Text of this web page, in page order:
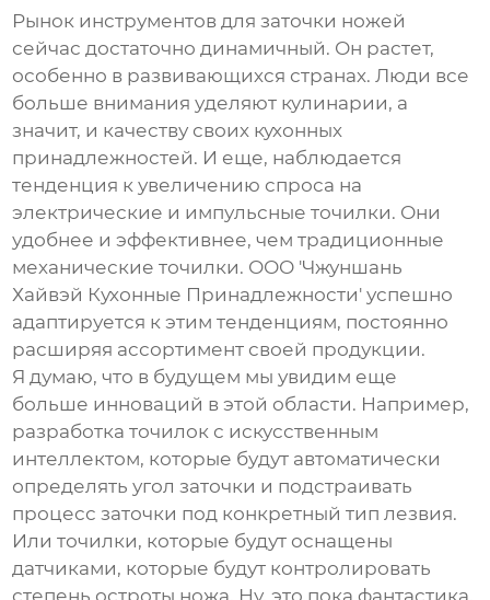
Рынок инструментов для заточки ножей
сейчас достаточно динамичный. Он растет,
особенно в развивающихся странах. Люди все
больше внимания уделяют кулинарии, а
значит, и качеству своих кухонных
принадлежностей. И еще, наблюдается
тенденция к увеличению спроса на
электрические и импульсные точилки. Они
удобнее и эффективнее, чем традиционные
механические точилки. ООО 'Чжуншань
Хайвэй Кухонные Принадлежности' успешно
адаптируется к этим тенденциям, постоянно
расширяя ассортимент своей продукции.
Я думаю, что в будущем мы увидим еще
больше инноваций в этой области. Например,
разработка точилок с искусственным
интеллектом, которые будут автоматически
определять угол заточки и подстраивать
процесс заточки под конкретный тип лезвия.
Или точилки, которые будут оснащены
датчиками, которые будут контролировать